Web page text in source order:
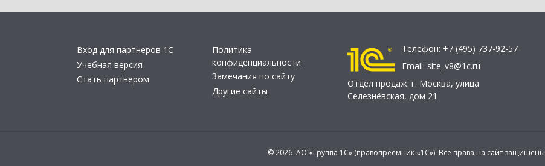
Вход для партнеров 1С
Учебная версия
Стать партнером
Политика
конфиденциальности
Замечания по сайту
Другие сайты
Телефон: +7 (495) 737-92-57
Email: site_v8@1c.ru
Отдел продаж: г. Москва, улица
Селезнёвская, дом 21
© 2026 АО «Группа 1С» (правопреемник «1С»). Все права на сайт защищены